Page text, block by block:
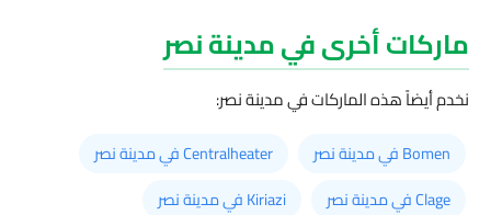
ماركات أخرى في مدينة نصر
نخدم أيضاً هذه الماركات في مدينة نصر:
Bomen في مدينة نصر
Centralheater في مدينة نصر
Clage في مدينة نصر
Kiriazi في مدينة نصر